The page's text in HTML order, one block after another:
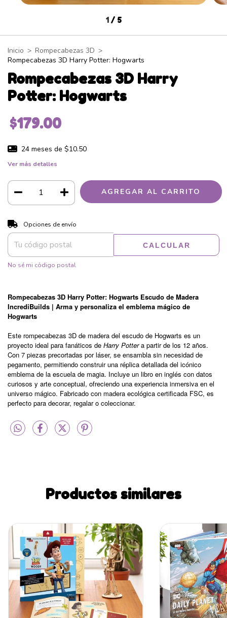
1 / 5
Inicio > Rompecabezas 3D >
Rompecabezas 3D Harry Potter: Hogwarts
Rompecabezas 3D Harry
Potter: Hogwarts
$179.00
24 meses de $10.50
Ver más detalles
Entregas para el CP:
Opciones de envío
CALCULAR
No sé mi código postal
Rompecabezas 3D Harry Potter: Hogwarts Escudo de Madera
IncrediBuilds | Arma y personaliza el emblema mágico de
Hogwarts
Este rompecabezas 3D de madera del escudo de Hogwarts es un
proyecto ideal para fanáticos de Harry Pottera partir de los 12 años.
Con 7 piezas precortadas por láser, se ensambla sin necesidad de
pegamento, permitiendo construir una réplica detallada del icónico
emblema de la escuela de magia. Incluye un libro en inglés con datos
curiosos y arte conceptual, ofreciendo una experiencia inmersiva en el
universo mágico. Fabricado con madera ecológica certificada FSC, es
perfecto para decorar, regalar o coleccionar.
Productos similares